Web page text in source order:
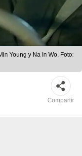
Young y Na In Wo. Foto:
Compartir